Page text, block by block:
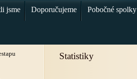
jsme Doporučujeme Pobočné spolky
Statistiky